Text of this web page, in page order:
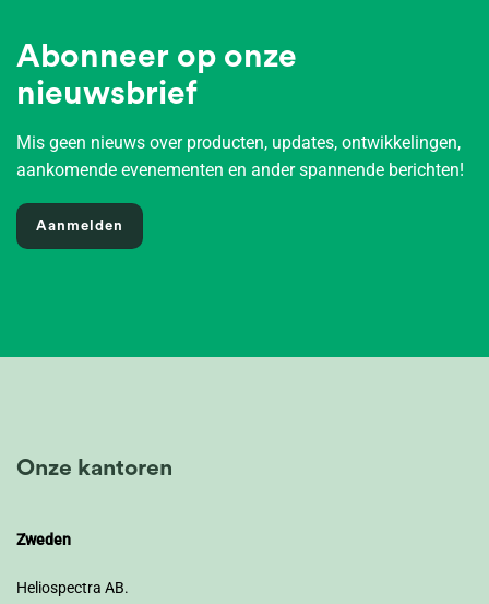
Abonneer op onze
nieuwsbrief
Mis geen nieuws over producten, updates, ontwikkelingen,
aankomende evenementen en ander spannende berichten!
Aanmelden
Onze kantoren
Zweden
Heliospectra AB.